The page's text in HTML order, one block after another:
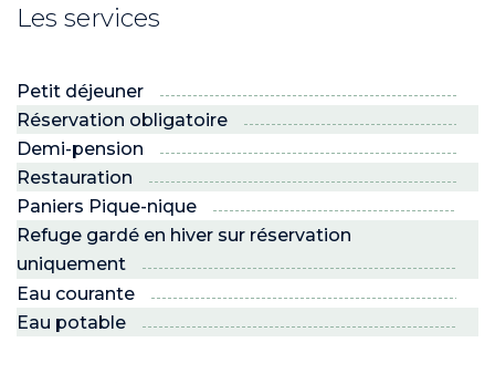
Les services
Petit déjeuner
Réservation obligatoire
Demi-pension
Restauration
Paniers Pique-nique
Refuge gardé en hiver sur réservation
uniquement
Eau courante
Eau potable